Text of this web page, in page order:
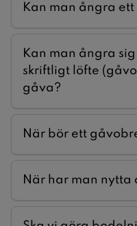
Kan man ångra
Kan man ångra
skriftligt löfte
gåva?
När bör ett
När har man nytta